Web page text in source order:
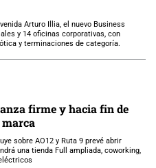
Arturo Illia, el nuevo Business
y 14 oficinas corporativas, con
y terminaciones de categoría.
firme y hacia fin de
sobre AO12 y Ruta 9 prevé abrir
una tienda Full ampliada, coworking,